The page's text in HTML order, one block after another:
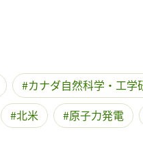
カナダ自然科学・工学
北米 原子力発電